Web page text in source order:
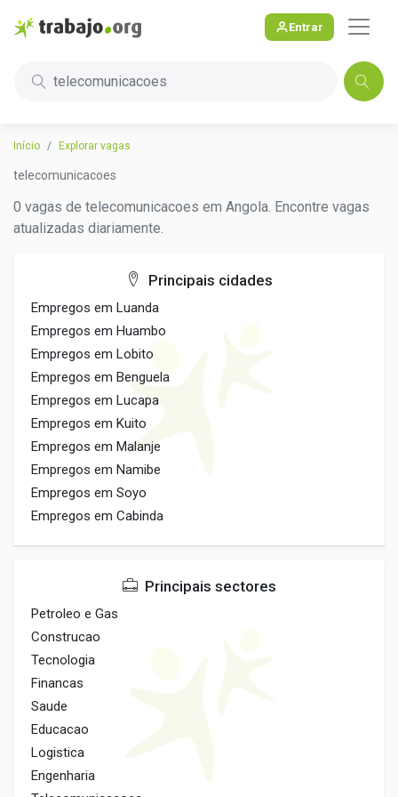
Entrar
telecomunicacoes
Início Explorar vagas
telecomunicacoes
0 vagas de telecomunicacoes em Angola. Encontre vagas
atualizadas diariamente.
Principais cidades
Empregos em Luanda
Empregos em Huambo
Empregos em Lobito
Empregos em Benguela
Empregos em Lucapa
Empregos em Kuito
Empregos em Malanje
Empregos em Namibe
Empregos em Soyo
Empregos em Cabinda
Principais sectores
Petroleo e Gas
Construcao
Tecnologia
Financas
Saude
Educacao
Logistica
Engenharia